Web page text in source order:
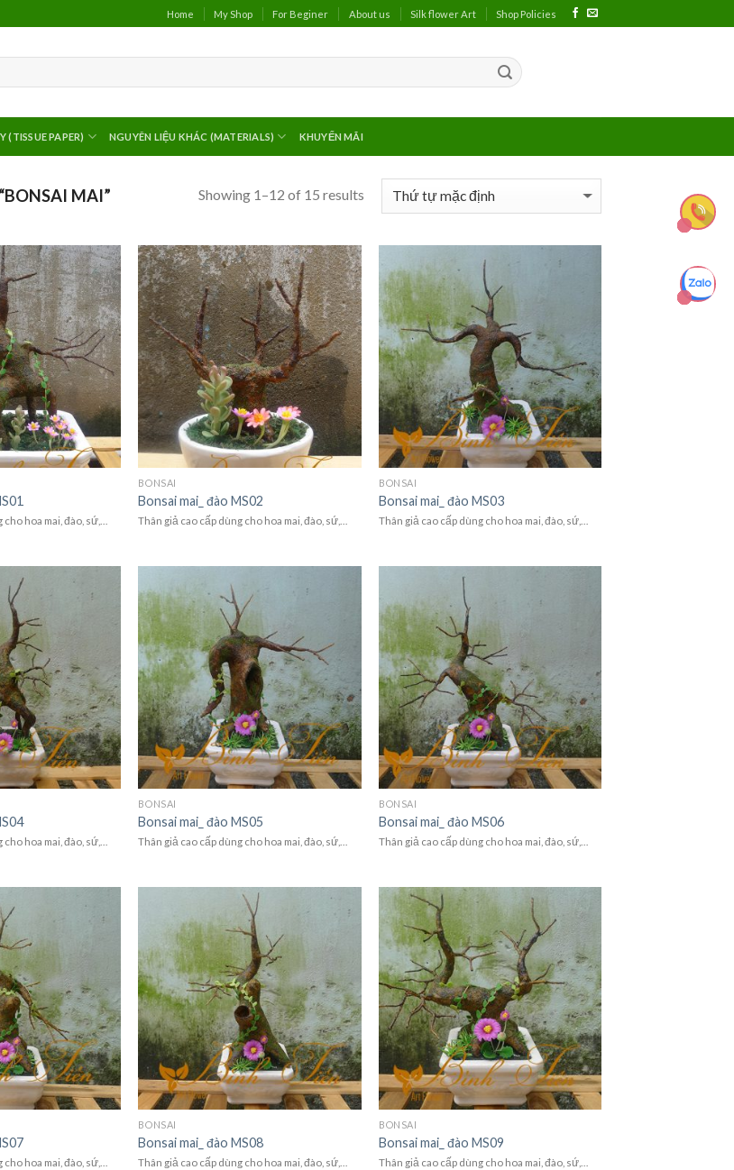
Home My Shop For Beginer About us Silk flower Art Shop Policies
(TISSUE PAPER) NGUYÊN LIỆU KHÁC (MATERIALS) KHUYẾN MÃI
MAI” Showing 1–12 of 15 results
hoa mai, đào, sứ,…
BONSAI
Bonsai mai_ đào MS02
Thân giả cao cấp dùng cho hoa mai, đào, sứ,…
BONSAI
Bonsai mai_ đào MS03
Thân giả cao cấp dùng cho hoa mai, đào, sứ,…
hoa mai, đào, sứ,…
BONSAI
Bonsai mai_ đào MS05
Thân giả cao cấp dùng cho hoa mai, đào, sứ,…
BONSAI
Bonsai mai_ đào MS06
Thân giả cao cấp dùng cho hoa mai, đào, sứ,…
hoa mai, đào, sứ,…
BONSAI
Bonsai mai_ đào MS08
Thân giả cao cấp dùng cho hoa mai, đào, sứ,…
BONSAI
Bonsai mai_ đào MS09
Thân giả cao cấp dùng cho hoa mai, đào, sứ,…